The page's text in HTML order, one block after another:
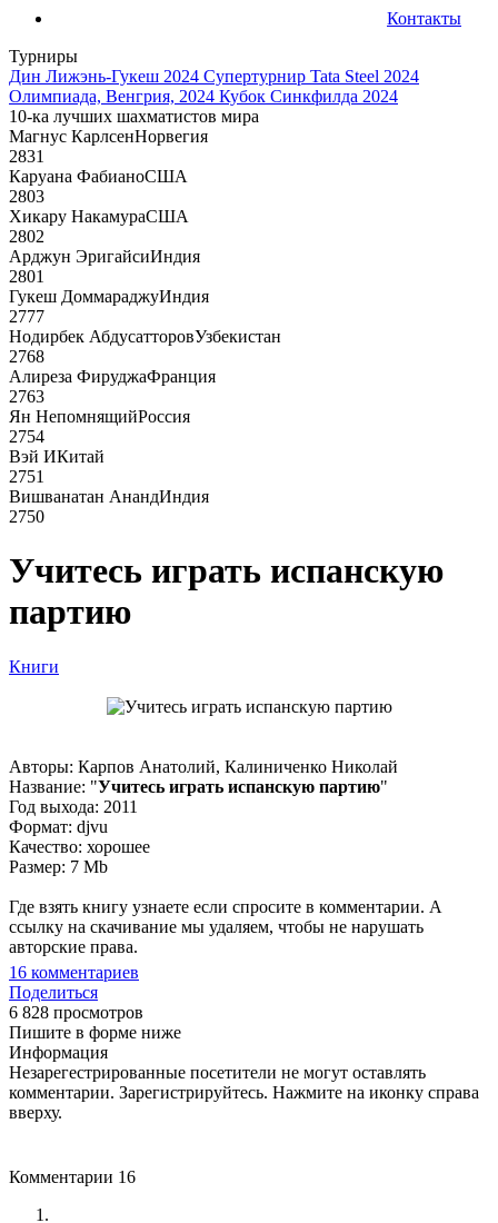
Контакты
Турниры
Дин Лижэнь-Гукеш 2024 Супертурнир Tata Steel 2024
Олимпиада, Венгрия, 2024 Кубок Синкфилда 2024
10-ка лучших шахматистов мира
Магнус КарлсенНорвегия
2831
Каруана ФабианоСША
2803
Хикару НакамураСША
2802
Арджун ЭригайсиИндия
2801
Гукеш ДоммараджуИндия
2777
Нодирбек АбдусатторовУзбекистан
2768
Алиреза ФируджаФранция
2763
Ян НепомнящийРоссия
2754
Вэй ИКитай
2751
Вишванатан АнандИндия
2750
Учитесь играть испанскую
партию
Книги
Авторы: Карпов Анатолий, Калиниченко Николай
Название: "Учитесь играть испанскую партию"
Год выхода: 2011
Формат: djvu
Качество: хорошее
Размер: 7 Mb
Где взять книгу узнаете если спросите в комментарии. А
ссылку на скачивание мы удаляем, чтобы не нарушать
авторские права.
16 комментариев
Поделиться
6 828 просмотров
Пишите в форме ниже
Информация
Незарегестрированные посетители не могут оставлять
комментарии. Зарегистрируйтесь. Нажмите на иконку справа
вверху.
Комментарии 16